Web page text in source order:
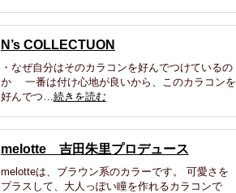
N’s COLLECTUON
・なぜ自分はそのカラコンを好んでつけているの
か 一番は付け心地が良いから、このカラコンを
好んでつ…続きを読む
melotte 吉田朱里プロデュース
melotteは、ブラウン系のカラーです。 可愛さを
プラスして、大人っぽい瞳を作れるカラコンで